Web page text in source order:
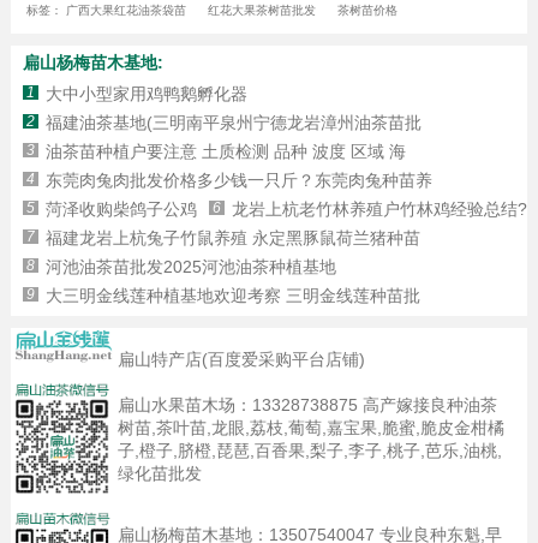
标签： 广西大果红花油茶袋苗 红花大果茶树苗批发 茶树苗价格
扁山杨梅苗木基地:
1 大中小型家用鸡鸭鹅孵化器
2 福建油茶基地(三明南平泉州宁德龙岩漳州油茶苗批
3 油茶苗种植户要注意 土质检测 品种 波度 区域 海
4 东莞肉兔肉批发价格多少钱一只斤？东莞肉兔种苗养
5 菏泽收购柴鸽子公鸡 6 龙岩上杭老竹林养殖户竹林鸡经验总结?
7 福建龙岩上杭兔子竹鼠养殖 永定黑豚鼠荷兰猪种苗
8 河池油茶苗批发2025河池油茶种植基地
9 大三明金线莲种植基地欢迎考察 三明金线莲种苗批
扁山特产店(百度爱采购平台店铺)
扁山水果苗木场： 13328738875 高产嫁接良种油茶
树苗,茶叶苗,龙眼,荔枝,葡萄,嘉宝果,脆蜜,脆皮金柑橘
子,橙子,脐橙,琵琶,百香果,梨子,李子,桃子,芭乐,油桃,
绿化苗批发
扁山杨梅苗木基地： 13507540047 专业良种东魁,早